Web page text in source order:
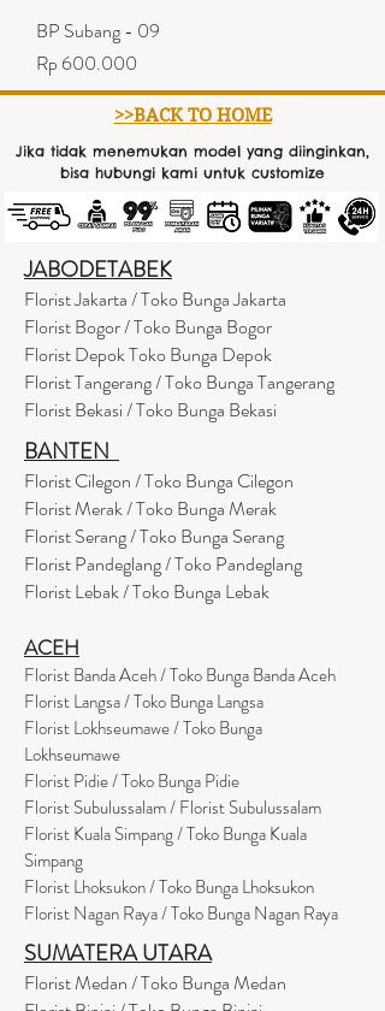
BP Subang - 09
Harga
Rp 600.000
>>BACK TO HOME
Jika tidak menemukan model yang diinginkan,
bisa hubungi kami untuk customize
JABODETABEK
Florist Jakarta / Toko Bunga Jakarta
Florist Bogor / Toko Bunga Bogor
Florist Depok Toko Bunga Depok
Florist Tangerang / Toko Bunga Tangerang
Florist Bekasi / Toko Bunga Bekasi
BANTEN
Florist Cilegon / Toko Bunga Cilegon
Florist Merak / Toko Bunga Merak
Florist Serang / Toko Bunga Serang
Florist Pandeglang / Toko Pandeglang
Florist Lebak / Toko Bunga Lebak
ACEH
Florist Banda Aceh / Toko Bunga Banda Aceh
Florist Langsa / Toko Bunga Langsa
Florist Lokhseumawe / Toko Bunga
Lokhseumawe
Florist Pidie / Toko Bunga Pidie
Florist Subulussalam / Florist Subulussalam
Florist Kuala Simpang / Toko Bunga Kuala
Simpang
Florist Lhoksukon / Toko Bunga Lhoksukon
Florist Nagan Raya / Toko Bunga Nagan Raya
SUMATERA UTARA
Florist Medan / Toko Bunga Medan